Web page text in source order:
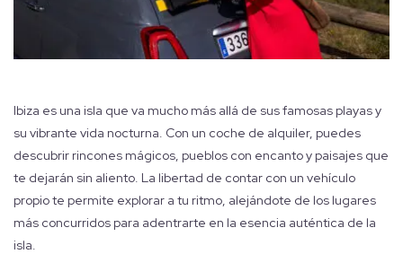
Ibiza es una isla que va mucho más allá de sus famosas playas y
su vibrante vida nocturna. Con un coche de alquiler, puedes
descubrir rincones mágicos, pueblos con encanto y paisajes que
te dejarán sin aliento. La libertad de contar con un vehículo
propio te permite explorar a tu ritmo, alejándote de los lugares
más concurridos para adentrarte en la esencia auténtica de la
isla.